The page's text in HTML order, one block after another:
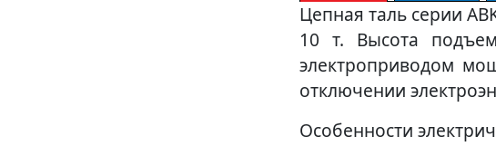
Цепная таль серии
10 т. Высота
электроприводом
отключении
Особенности